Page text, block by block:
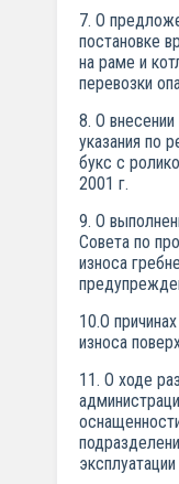
7. О
постановке
на раме и
перевозки
8. О
указания по
букс с
2001 г.
9. О
Совета по
износа
10.О
износа
11. О ходе